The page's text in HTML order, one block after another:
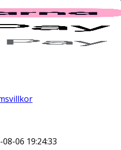
08-06 19:24:33